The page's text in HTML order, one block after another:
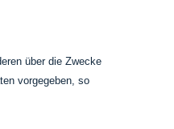
über die Zwecke
vorgegeben, so